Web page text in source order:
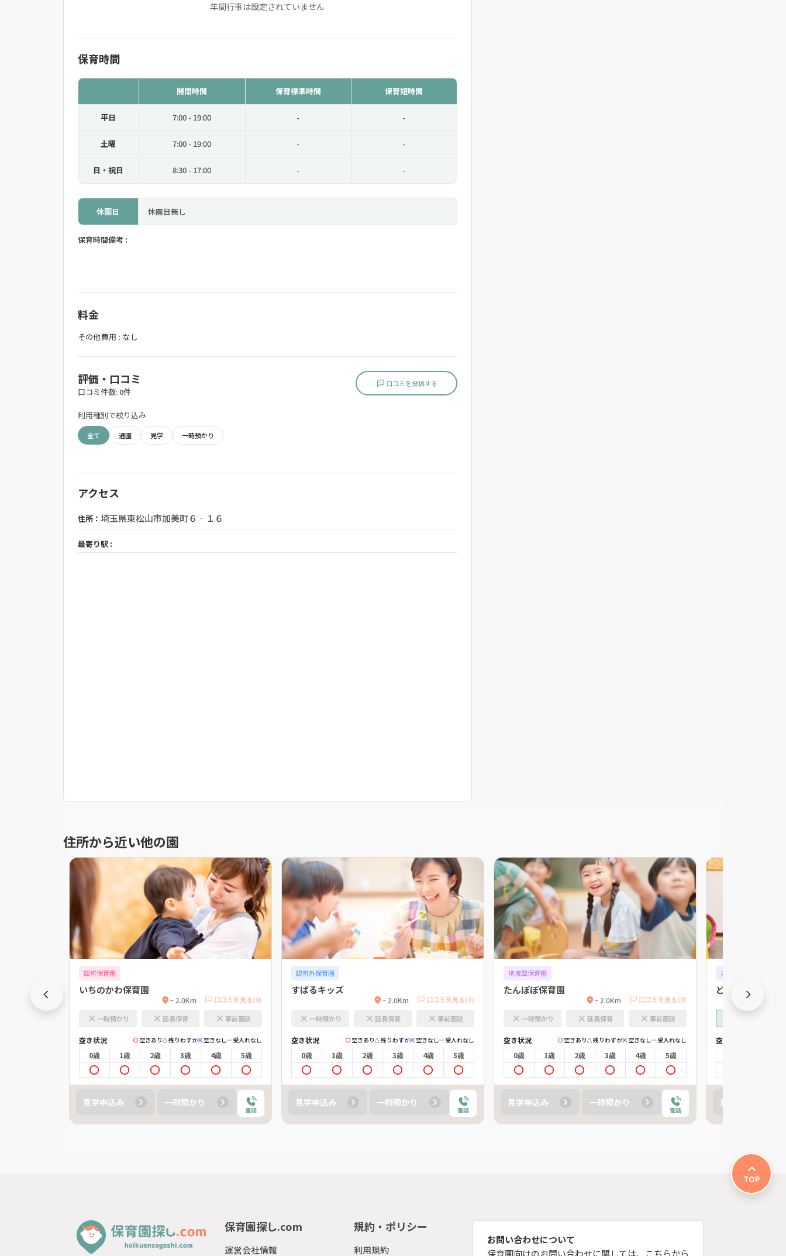
年間行事は設定されていません
保育時間
開閉時間 保育標準時間 保育短時間
平日 7:00 - 19:00 - -
土曜 7:00 - 19:00 - -
日・祝日 8:30 - 17:00 - -
休園日 休園日無し
保育時間備考 :
料金
その他費用 : なし
評価・口コミ
口コミ件数: 0件
口コミを投稿する
利用種別で絞り込み
全て 通園 見学 一時預かり
アクセス
住所： 埼玉県東松山市加美町６‐１６
最寄り駅 :
住所から近い他の園
口コミを見る(0)
認可保育園
いちのかわ保育園
~ 2.0Km 口コミを見る(0)
一時預かり 延長保育 事前面談
空き状況 空きあり 残りわずか 空きなし 受入れなし
0歳 1歳 2歳 3歳 4歳 5歳
見学申込み 一時預かり
電話
認可外保育園
すばるキッズ
~ 2.0Km 口コミを見る(0)
一時預かり 延長保育 事前面談
空き状況 空きあり 残りわずか 空きなし 受入れなし
0歳 1歳 2歳 3歳 4歳 5歳
見学申込み 一時預かり
電話
地域型保育園
たんぽぽ保育園
~ 2.0Km 口コミを見る(0)
一時預かり 延長保育 事前面談
空き状況 空きあり 残りわずか 空きなし 受入れなし
0歳 1歳 2歳 3歳 4歳 5歳
見学申込み 一時預かり
電話
地域型保育園
どんぐり保育園
空き状況
見学申込み
TOP
保育園探し.com
運営会社情報
規約・ポリシー
利用規約
お問い合わせについて
保育園向けのお問い合わせに関しては、こちらから